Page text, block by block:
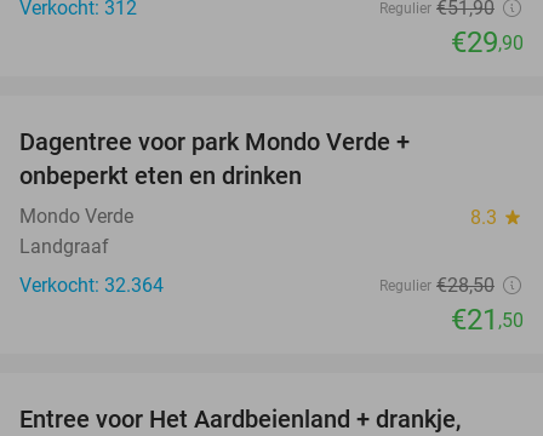
Verkocht: 312 Regulier €51,90
€29,90
Dagentree voor park Mondo Verde +
onbeperkt eten en drinken
Mondo Verde 8.3 star
Landgraaf
Verkocht: 32.364
Regulier €28,50
€21 ,50
Entree voor Het Aardbeienland + drankje,